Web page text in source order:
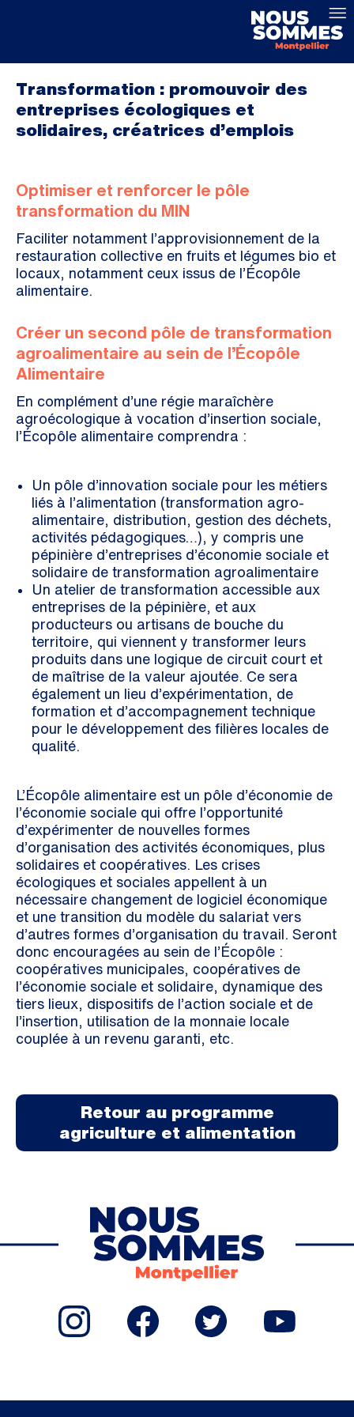
Transformation : promouvoir des
entreprises écologiques et
solidaires, créatrices d’emplois
Optimiser et renforcer le pôle
transformation du MIN
Faciliter notamment l’approvisionnement de la
restauration collective en fruits et légumes bio et
locaux, notamment ceux issus de l’Écopôle
alimentaire.
Créer un second pôle de transformation
agroalimentaire au sein de l’Écopôle
Alimentaire
En complément d’une régie maraîchère
agroécologique à vocation d’insertion sociale,
l’Écopôle alimentaire comprendra :
Un pôle d’innovation sociale pour les métiers
liés à l’alimentation (transformation agro-
alimentaire, distribution, gestion des déchets,
activités pédagogiques…), y compris une
pépinière d’entreprises d’économie sociale et
solidaire de transformation agroalimentaire
Un atelier de transformation accessible aux
entreprises de la pépinière, et aux
producteurs ou artisans de bouche du
territoire, qui viennent y transformer leurs
produits dans une logique de circuit court et
de maîtrise de la valeur ajoutée. Ce sera
également un lieu d’expérimentation, de
formation et d’accompagnement technique
pour le développement des filières locales de
qualité.
L’Écopôle alimentaire est un pôle d’économie de
l’économie sociale qui offre l’opportunité
d’expérimenter de nouvelles formes
d’organisation des activités économiques, plus
solidaires et coopératives. Les crises
écologiques et sociales appellent à un
nécessaire changement de logiciel économique
et une transition du modèle du salariat vers
d’autres formes d’organisation du travail. Seront
donc encouragées au sein de l’Écopôle :
coopératives municipales, coopératives de
l’économie sociale et solidaire, dynamique des
tiers lieux, dispositifs de l’action sociale et de
l’insertion, utilisation de la monnaie locale
couplée à un revenu garanti, etc.
Retour au programme
agriculture et alimentation